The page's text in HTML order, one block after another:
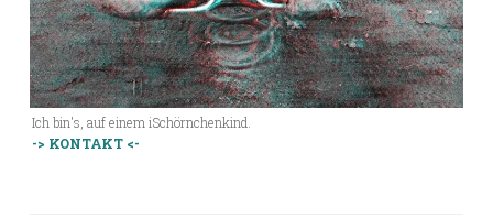
Ich bin's, auf einem iSchörnchenkind.
-> KONTAKT <-